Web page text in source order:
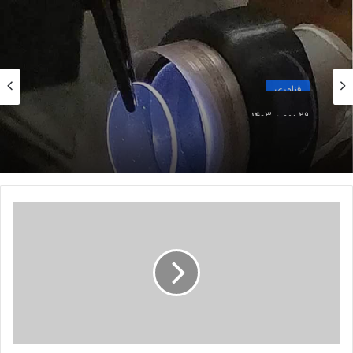
وزنشان را از دست دادند، در حالی که این رقم در گروه مصرف‌کننده
دارونما فقط ۱۰ درصد بودــ و میزان کاهش خطر حمله قلبی، سکته
مغزی یا نارسایی قلبی در بیماران، فارغ از اینکه وزن از دست داده
بودند یا نه، یکسان بود.
نوشته های مشابه
چت‌بات هوش مصنوعی سلیزفورس
به نام Agentforce عرضه شد
همکاری متا با دولت‌ها برای تقویت
امنیت ملی از طریق هوش مصنوعی
پژوهشگران در ماه اوت دریافتند که سماگلوتاید خطر حمله قلبی یا
فناوری
روش جدید برای ثبت چندین ترابایت‌ داده
t